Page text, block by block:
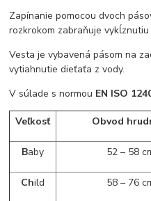
Zapínanie pomocou dvoch
rozkrokom zabraňuje vykĺznutiu
Vesta je vybavená pásom na
vytiahnutie dieťaťa z vody.
V súlade s normou EN ISO
Veľkosť Obvod
Baby 52 – 58
Child 58 – 76